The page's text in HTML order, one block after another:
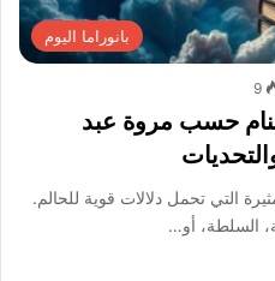
بانوراما اليوم
9
حسب مروة عبد
التي تحمل دلالات قوية للحالم.
السلطة، أو…